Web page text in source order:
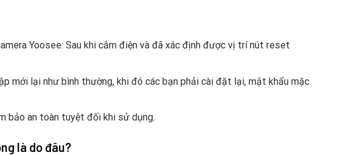
Yoosee: Sau khi cắm điện và đã xác định được vị trí nút reset
mới lại như bình thường, khi đó các bạn phải cài đặt lại, mật khẩu mặc
bảo an toàn tuyệt đối khi sử dụng.
là do đâu?